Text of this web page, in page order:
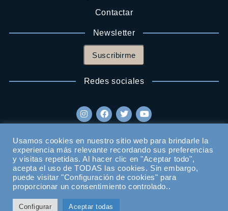
Contactar
Newsletter
Suscribirme
Redes sociales
Usamos cookies en nuestro sitio web para brindarle la
experiencia más relevante recordando sus preferencias
y visitas repetidas. Al hacer clic en "Aceptar todo",
acepta el uso de TODAS las cookies. Sin embargo,
puede visitar "Configuración de cookies" para
proporcionar un consentimiento controlado..
Configurar Aceptar todas